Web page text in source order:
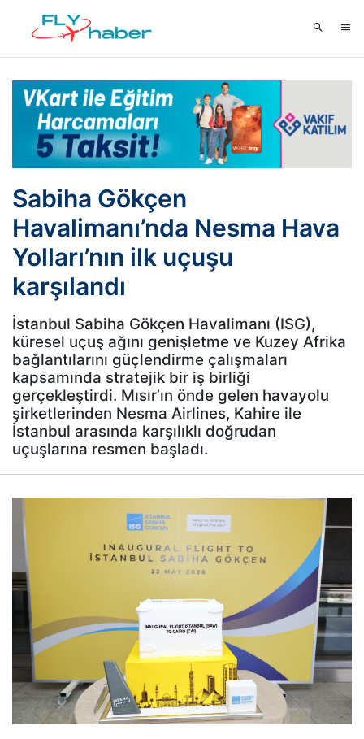
Sabiha Gökçen
Havalimanı’nda Nesma Hava
Yolları’nın ilk uçuşu
karşılandı
İstanbul Sabiha Gökçen Havalimanı (ISG),
küresel uçuş ağını genişletme ve Kuzey Afrika
bağlantılarını güçlendirme çalışmaları
kapsamında stratejik bir iş birliği
gerçekleştirdi. Mısır’ın önde gelen havayolu
şirketlerinden Nesma Airlines, Kahire ile
İstanbul arasında karşılıklı doğrudan
uçuşlarına resmen başladı.